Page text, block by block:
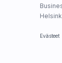
Evästeet